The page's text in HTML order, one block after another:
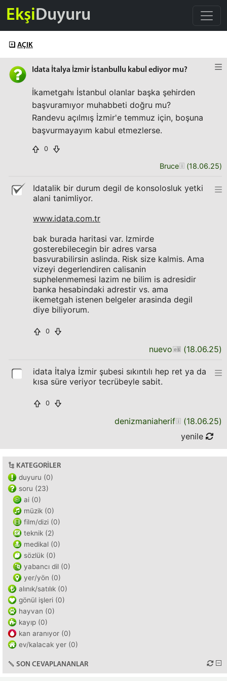
EkşiDuyuru
AÇIK
Idata İtalya İzmir İstanbullu kabul ediyor mu?
İkametgahı İstanbul olanlar başka şehirden
başvuramıyor muhabbeti doğru mu?
Randevu açılmış İzmir'e temmuz için, boşuna
başvurmayayım kabul etmezlerse.
0
Bruce (18.06.25)
Idatalik bir durum degil de konsolosluk yetki
alani tanimliyor.
www.idata.com.tr
bak burada haritasi var. Izmirde
gosterebilecegin bir adres varsa
basvurabilirsin aslinda. Risk size kalmis. Ama
vizeyi degerlendiren calisanin
suphelenmemesi lazim ne bilim is adresidir
banka hesabindaki adrestir vs. ama
ikemetgah istenen belgeler arasinda degil
diye biliyorum.
0
nuevo (18.06.25)
idata İtalya İzmir şubesi sıkıntılı hep ret ya da
kısa süre veriyor tecrübeyle sabit.
0
denizmaniaherif (18.06.25)
yenile
KATEGORILER
duyuru (0)
soru (23)
ai (0)
müzik (0)
film/dizi (0)
teknik (2)
medikal (0)
sözlük (0)
yabancı dil (0)
yer/yön (0)
alınık/satılık (0)
gönül işleri (0)
hayvan (0)
kayıp (0)
kan aranıyor (0)
ev/kalacak yer (0)
SON CEVAPLANANLAR